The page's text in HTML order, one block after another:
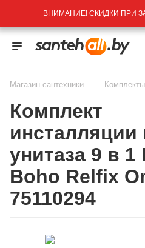
ВНИМАНИЕ! СКИДКИ ПРИ
Магазин сантехники —
Комплект
инсталляции
унитаза 9 в 1
Boho Relfix
75110294